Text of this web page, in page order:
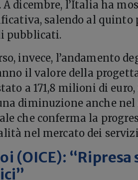
A dicembre, l’Italia ha
salendo al quinto
pubblicati.
invece, l’andamento
il valore della
a 171,8 milioni di
diminuzione anche nel
che conferma la
nel mercato dei
(OICE):